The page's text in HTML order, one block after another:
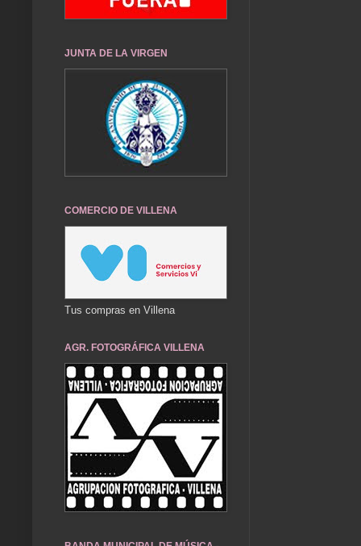
JUNTA DE LA VIRGEN
COMERCIO DE VILLENA
Tus compras en Villena
AGR. FOTOGRÁFICA VILLENA